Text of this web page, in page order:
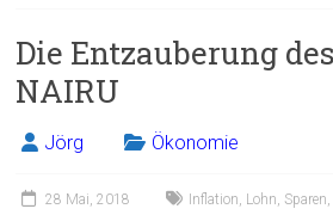
Die Entzauberung
NAIRU
Jörg Ökonomie
28 Mai, 2018 Inflation, Lohn, Sparen